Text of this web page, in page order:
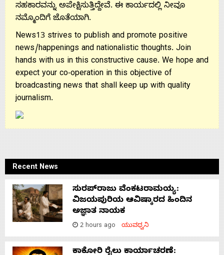
ಸಹಕಾರವನ್ನು ಅಪೇಕ್ಷಿಸುತ್ತಿದ್ದೇವೆ. ಈ ಕಾರ್ಯದಲ್ಲಿ ನೀವೂ
ನಮ್ಮೊಂದಿಗೆ ಜೊತೆಯಾಗಿ.
News13 strives to publish and promote positive
news/happenings and nationalistic thoughts. Join
hands with us in this constructive cause. We hope and
expect your co-operation in this objective of
broadcasting news that shall keep up with quality
journalism.
Recent News
ಸುರಪ್‌ರಾಜು ವೆಂಕಟರಾಮಯ್ಯ:
ವಿಜಯಪುರಿಯ ಆವಿಷ್ಕಾರದ ಹಿಂದಿನ
ಅಜ್ಞಾತ ನಾಯಕ
2 hours ago ಯುವಧ್ವನಿ
ಕಾಕೋರಿ ರೈಲು ಕಾರ್ಯಾಚರಣೆ: